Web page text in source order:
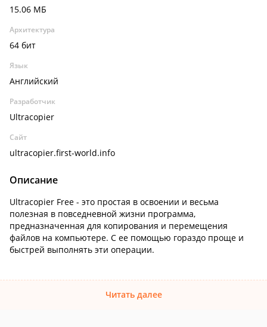
15.06 МБ
Архитектура
64 бит
Язык
Английский
Разработчик
Ultracopier
Сайт
ultracopier.first-world.info
Описание
Ultracopier Free - это простая в освоении и весьма
полезная в повседневной жизни программа,
предназначенная для копирования и перемещения
файлов на компьютере. С ее помощью гораздо проще и
быстрей выполнять эти операции.
Читать далее